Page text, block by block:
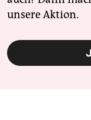
unsere Aktion.